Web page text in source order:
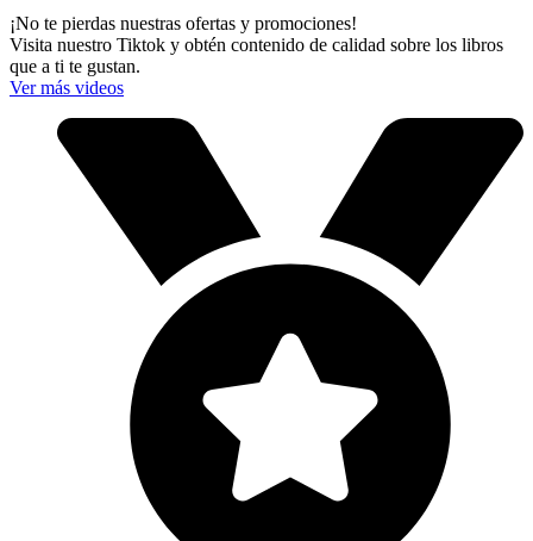
¡No te pierdas nuestras ofertas y promociones!
Visita nuestro Tiktok y obtén contenido de calidad sobre los libros
que a ti te gustan.
Ver más videos